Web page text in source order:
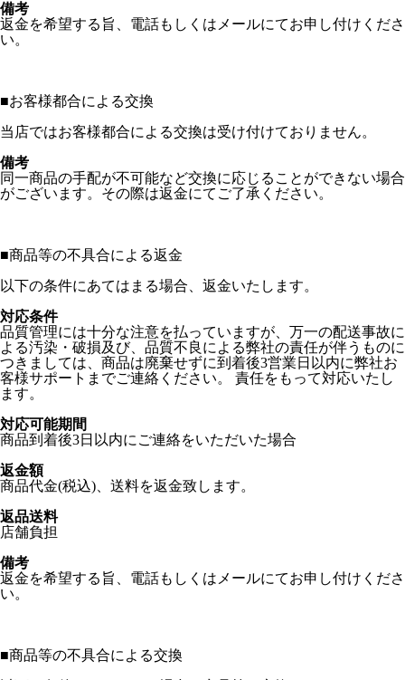
備考
返金を希望する旨、電話もしくはメールにてお申し付けくださ
い。
■お客様都合による交換
当店ではお客様都合による交換は受け付けておりません。
備考
同一商品の手配が不可能など交換に応じることができない場合
がございます。その際は返金にてご了承ください。
■商品等の不具合による返金
以下の条件にあてはまる場合、返金いたします。
対応条件
品質管理には十分な注意を払っていますが、万一の配送事故に
よる汚染・破損及び、品質不良による弊社の責任が伴うものに
つきましては、商品は廃棄せずに到着後3営業日以内に弊社お
客様サポートまでご連絡ください。 責任をもって対応いたし
ます。
対応可能期間
商品到着後3日以内にご連絡をいただいた場合
返金額
商品代金(税込)、送料を返金致します。
返品送料
店舗負担
備考
返金を希望する旨、電話もしくはメールにてお申し付けくださ
い。
■商品等の不具合による交換